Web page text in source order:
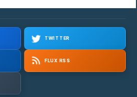
TWITTER
FLUX RSS